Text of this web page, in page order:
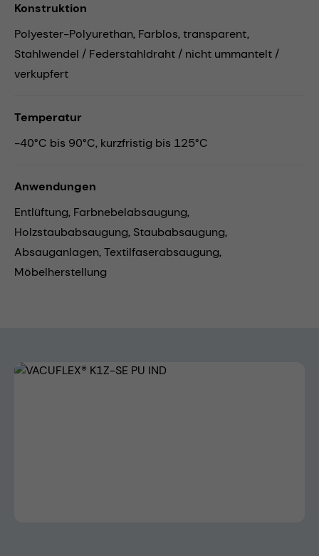
Konstruktion
Polyester-Polyurethan, Farblos, transparent,
Stahlwendel / Federstahldraht / nicht ummantelt /
verkupfert
Temperatur
-40°C bis 90°C, kurzfristig bis 125°C
Anwendungen
Entlüftung, Farbnebelabsaugung,
Holzstaubabsaugung, Staubabsaugung,
Absauganlagen,Textilfaserabsaugung,
Möbelherstellung
Bildergalerie überspringen